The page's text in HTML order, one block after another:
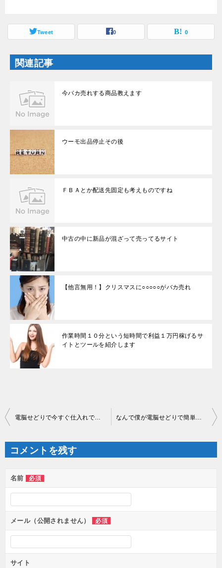
) ィ
ン
ド
で
開
き
ま
Tweet 0 0
関連記事
今バカ売れする商品教えます
ウーモ出品停止その後
ＦＢＡとか配送先固定も考えものですね
中古の中に新品が混ざって売ってるサイト
【他言無用！】クリスマスに○○○○○がバカ売れ
作業時間１０分という短時間で利益１万円稼げるサ
イトとツールを紹介します
投
稿
ナ
ゲ
ー
シ
ン
電脳せどりで今すぐ仕入れできる商品５個公開 なんで僕が電脳せどりで簡単にリサーチできるのか？
コメントを残す
名前 必須
メール（公開されません） 必須
サイト